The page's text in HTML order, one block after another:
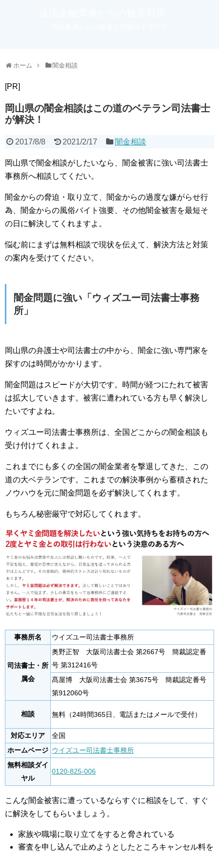
ホーム 闇金相談
[PR]
岡山県の闇金相談はこの道のベテラン司法書士
が解決！
2017/8/8 2021/2/17 闇金相談
岡山県で闇金相談がしたいなら、闇金被害に強い司法書士
事務所へ相談してくだい。
闇金からの脅迫・取り立て、闇金からの過度な嫌がらせ行
為、闇金からの風俗バイト強要、その他闇金被害を最短そ
の日に解決してくれますよ。
悩む前にまずは無料相談で現状を伝えて、解決方法と対策
の案内を受けてください。
闇金問題に強い「ウィズユー司法書士事務
所」
岡山県の弁護士や司法書士の中から、闇金に強い専門家を
探すのは時間がかかります。
闇金問題はスピードが大切です。時間が経つにたれて被害
は拡大していきます。被害に遭われている方も早く解決し
たいですよね。
ウィズユー司法書士事務所は、全国どこからの闇金相談も
受け付けてくれまよ。
これまでにも多くの全国の闇金業者を撃退してきた、この
道の大ベテランです。これまでの解決事例から蓄積された
ノウハウを元に闇金問題を必ず解決してくれます。
もちろん秘密厳守で対応してくれます。
事務所名 ウイズユー司法書士事務所
司法書士・所
属会
奥野正智 大阪司法書士会 第2667号 簡裁認定番
号 第312416号
髙屋博 大阪司法書士会 第3675号 簡裁認定番号
第912060号
相談 無料（24時間365日、電話またはメールで受付）
対応エリア
全国
ホームページ ウイズユー司法書士事務所
無料相談ダイ
ヤル
0120-825-006
こんな闇金被害に遭っているならすぐに相談をして、すぐ
に解決をしてもらいましょう。
家族や職場に取り立てをすると脅されている
審査を申し込んで止めようとしたところキャンセル料を